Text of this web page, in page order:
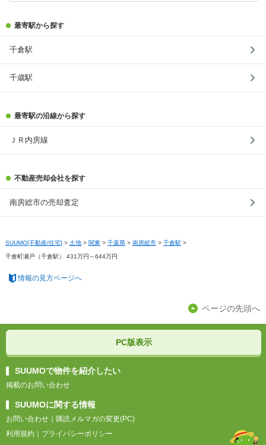
最寄駅から探す
千倉駅
千歳駅
最寄駅の沿線から探す
ＪＲ内房線
不動産売却会社を探す
南房総市の売却査定
SUUMO[不動産/住宅] > 土地 > 関東 > 千葉県 > 南房総市 > 千倉駅 >
千倉町瀬戸（千倉駅） 431万円～644万円
情報の見方ページへ
ページの先頭へ
PC版表示
SUUMOで物件を紹介したい
掲載のお問い合わせ
SUUMOに関する情報
お問い合わせ
購読メルマガの変更(PC)
利用規約
プライバシーポリシー